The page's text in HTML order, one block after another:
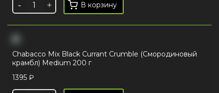
В корзину
Chabacco Mix Black Currant Crumble (Смородиновый
крамбл) Medium 200 г
1395 ₽